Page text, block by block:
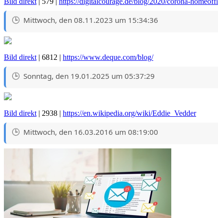
Mittwoch, den 08.11.2023 um 15:34:36
Bild direkt | 6812 | https://www.deque.com/blog/
Sonntag, den 19.01.2025 um 05:37:29
Bild direkt | 2938 | https://en.wikipedia.org/wiki/Eddie_Vedder
Mittwoch, den 16.03.2016 um 08:19:00